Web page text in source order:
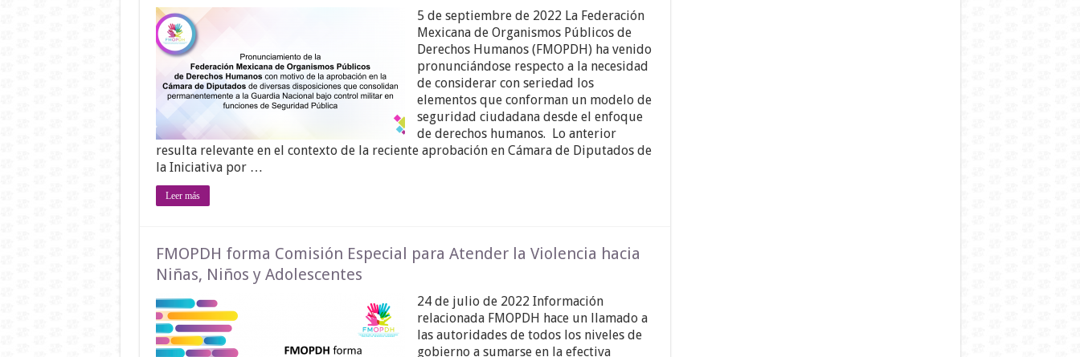
5 de septiembre de 2022 La Federación
Mexicana de Organismos Públicos de
Derechos Humanos (FMOPDH) ha venido
pronunciándose respecto a la necesidad
de considerar con seriedad los
elementos que conforman un modelo de
seguridad ciudadana desde el enfoque
de derechos humanos. Lo anterior
resulta relevante en el contexto de la reciente aprobación en Cámara de Diputados de
la Iniciativa por …
Leer más
FMOPDH forma Comisión Especial para Atender la Violencia hacia
Niñas, Niños y Adolescentes
24 de julio de 2022 Información
relacionada FMOPDH hace un llamado a
las autoridades de todos los niveles de
gobierno a sumarse en la efectiva